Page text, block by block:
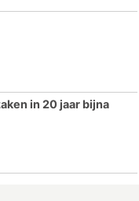
in 20 jaar bijna